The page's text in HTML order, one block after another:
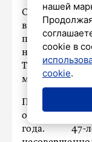
Обвиняемая
вину. Она
показания
Также ей
материалы в
Поскольку
отбыла в
года.
нашей
cookie в
cookie.